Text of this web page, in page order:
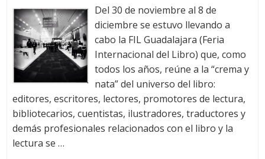
Del 30 de noviembre al 8 de
diciembre se estuvo llevando a
cabo la FIL Guadalajara (Feria
Internacional del Libro) que, como
todos los años, reúne a la “crema y
nata” del universo del libro:
editores, escritores, lectores, promotores de lectura,
bibliotecarios, cuentistas, ilustradores, traductores y
demás profesionales relacionados con el libro y la
lectura se …